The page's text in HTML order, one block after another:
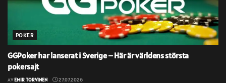
POKER
GGPoker har lanserat i Sverige – Här är världens största
pokersajt
AVEMIR TORVINEN 27.07.2026